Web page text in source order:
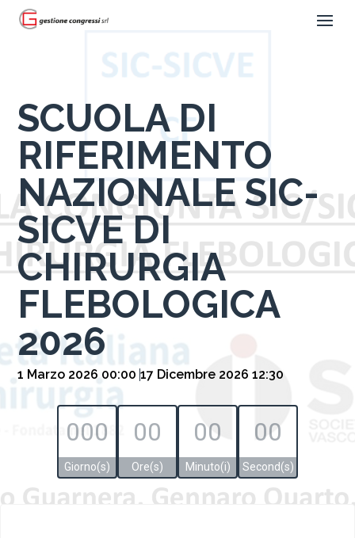
SCUOLA DI
RIFERIMENTO
NAZIONALE SIC-
SICVE DI
CHIRURGIA
FLEBOLOGICA
2026
1 Marzo 2026 00:00 17 Dicembre 2026 12:30
000
Giorno(s)
00
Ore(s)
00
Minuto(i)
00
Second(s)